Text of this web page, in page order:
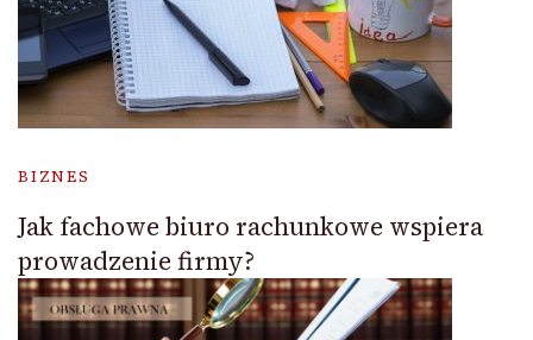
BIZNES
Jak fachowe biuro rachunkowe wspiera
prowadzenie firmy?